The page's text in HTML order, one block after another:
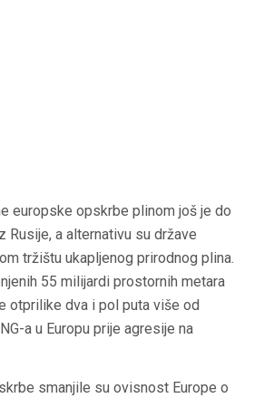
europske opskrbe plinom još je do
Rusije, a alternativu su države
tržištu ukapljenog prirodnog plina.
55 milijardi prostornih metara
otprilike dva i pol puta više od
a u Europu prije agresije na
smanjile su ovisnost Europe o